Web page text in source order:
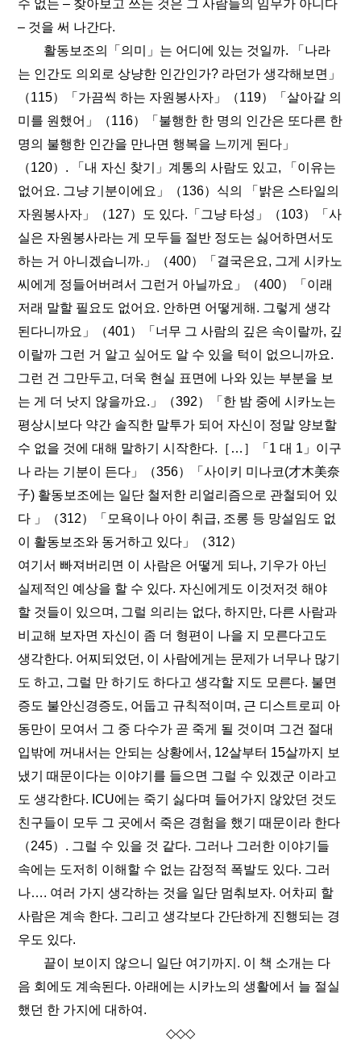
수 없는 – 찾아보고 쓰는 것은 그 사람들의 임무가 아니다
– 것을 써 나간다.
활동보조의「의미」는 어디에 있는 것일까. 「나라
는 인간도 의외로 상냥한 인간인가? 라던가 생각해보면」
（115）「가끔씩 하는 자원봉사자」（119）「살아갈 의
미를 원했어」（116）「불행한 한 명의 인간은 또다른 한
명의 불행한 인간을 만나면 행복을 느끼게 된다」
（120）. 「내 자신 찾기」계통의 사람도 있고, 「이유는
없어요. 그냥 기분이에요」（136）식의 「밝은 스타일의
자원봉사자」（127）도 있다.「그냥 타성」（103）「사
실은 자원봉사라는 게 모두들 절반 정도는 싫어하면서도
하는 거 아니겠습니까.」（400）「결국은요, 그게 시카노
씨에게 정들어버려서 그런거 아닐까요」（400）「이래
저래 말할 필요도 없어요. 안하면 어떻게해. 그렇게 생각
된다니까요」（401）「너무 그 사람의 깊은 속이랄까, 깊
이랄까 그런 거 알고 싶어도 알 수 있을 턱이 없으니까요.
그런 건 그만두고, 더욱 현실 표면에 나와 있는 부분을 보
는 게 더 낫지 않을까요.」（392）「한 밤 중에 시카노는
평상시보다 약간 솔직한 말투가 되어 자신이 정말 양보할
수 없을 것에 대해 말하기 시작한다.［…］「1 대 1」이구
나 라는 기분이 든다」（356）「사이키 미나코(才木美奈
子) 활동보조에는 일단 철저한 리얼리즘으로 관철되어 있
다 」（312）「모욕이나 아이 취급, 조롱 등 망설임도 없
이 활동보조와 동거하고 있다」（312）
여기서 빠져버리면 이 사람은 어떻게 되나, 기우가 아닌
실제적인 예상을 할 수 있다. 자신에게도 이것저것 해야
할 것들이 있으며, 그럴 의리는 없다, 하지만, 다른 사람과
비교해 보자면 자신이 좀 더 형편이 나을 지 모른다고도
생각한다. 어찌되었던, 이 사람에게는 문제가 너무나 많기
도 하고, 그럴 만 하기도 하다고 생각할 지도 모른다. 불면
증도 불안신경증도, 어둡고 규칙적이며, 근 디스트로피 아
동만이 모여서 그 중 다수가 곧 죽게 될 것이며 그건 절대
입밖에 꺼내서는 안되는 상황에서, 12살부터 15살까지 보
냈기 때문이다는 이야기를 들으면 그럴 수 있겠군 이라고
도 생각한다. ICU에는 죽기 싫다며 들어가지 않았던 것도
친구들이 모두 그 곳에서 죽은 경험을 했기 때문이라 한다
（245）. 그럴 수 있을 것 같다. 그러나 그러한 이야기들
속에는 도저히 이해할 수 없는 감정적 폭발도 있다. 그러
나…. 여러 가지 생각하는 것을 일단 멈춰보자. 어차피 할
사람은 계속 한다. 그리고 생각보다 간단하게 진행되는 경
우도 있다.
끝이 보이지 않으니 일단 여기까지. 이 책 소개는 다
음 회에도 계속된다. 아래에는 시카노의 생활에서 늘 절실
했던 한 가지에 대하여.
◇◇◇